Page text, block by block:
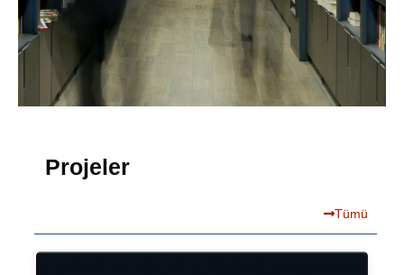
Projeler
Tümü